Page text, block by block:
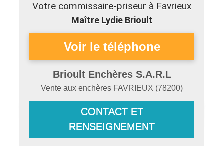
Votre commissaire-priseur à Favrieux
Maître Lydie Brioult
Brioult Enchères S.A.R.L
Vente aux enchères FAVRIEUX (78200)
CONTACT ET
RENSEIGNEMENT